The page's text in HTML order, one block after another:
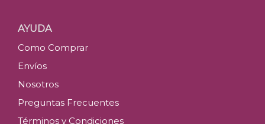
AYUDA
Como Comprar
Envíos
Nosotros
Preguntas Frecuentes
Términos y Condiciones